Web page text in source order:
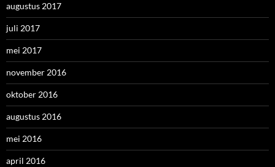
augustus 2017
juli 2017
mei 2017
november 2016
oktober 2016
augustus 2016
mei 2016
april 2016